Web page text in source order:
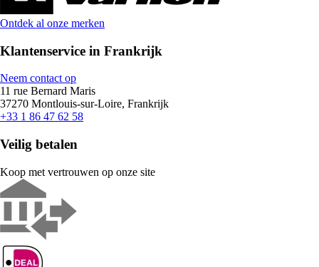
Ontdek al onze merken
Klantenservice in Frankrijk
Neem contact op
11 rue Bernard Maris
37270 Montlouis-sur-Loire, Frankrijk
+33 1 86 47 62 58
Veilig betalen
Koop met vertrouwen op onze site